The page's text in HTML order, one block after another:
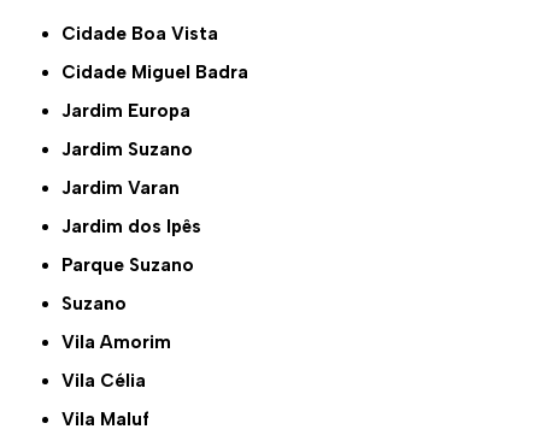
Cidade Boa Vista
Cidade Miguel Badra
Jardim Europa
Jardim Suzano
Jardim Varan
Jardim dos Ipês
Parque Suzano
Suzano
Vila Amorim
Vila Célia
Vila Maluf